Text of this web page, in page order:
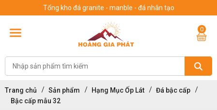
Tổng kho đá granite - manble - đá nhân tạo
0
Trang chủ Sản phẩm Hạng Mục Ốp Lát
Đá bậc cấp
Bậc cấp mẫu 32